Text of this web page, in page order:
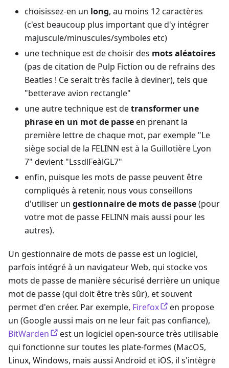
choisissez-en un long, au moins 12 caractères
(c'est beaucoup plus important que d'y intégrer
majuscule/minuscules/symboles etc)
une technique est de choisir des mots aléatoires
(pas de citation de Pulp Fiction ou de refrains des
Beatles ! Ce serait très facile à deviner), tels que
"betterave avion rectangle"
une autre technique est detransformer une
phrase en un mot de passeen prenant la
première lettre de chaque mot, par exemple "Le
siège social de la FELINN est à la Guillotière Lyon
7" devient "LssdlFeàlGL7"
enfin, puisque les mots de passe peuvent être
compliqués à retenir, nous vous conseillons
d'utiliser un gestionnaire de mots de passe(pour
votre mot de passe FELINN mais aussi pour les
autres).
Un gestionnaire de mots de passe est un logiciel,
parfois intégré à un navigateur Web, qui stocke vos
mots de passe de manière sécurisé derrière un unique
mot de passe (qui doit être très sûr), et souvent
permet d'en créer. Par exemple, Firefox
en propose
un (Google aussi mais on ne leur fait pas confiance),
BitWarden
est un logiciel open-source très utilisable
qui fonctionne sur toutes les plate-formes (MacOS,
Linux, Windows, mais aussi Android et iOS, il s'intègre